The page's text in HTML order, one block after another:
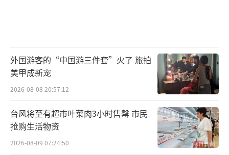
外国游客的“中国游三件套”火了 旅拍
美甲成新宠
2026-08-08 20:57:12
台风将至有超市叶菜肉3小时售罄 市民
抢购生活物资
2026-08-09 07:24:50